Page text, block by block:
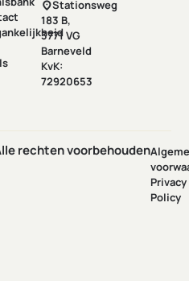
location_onStationsweg
183 B,
3771 VG
Barneveld
KvK:
72920653
rechten voorbehouden
Privacy
Policy